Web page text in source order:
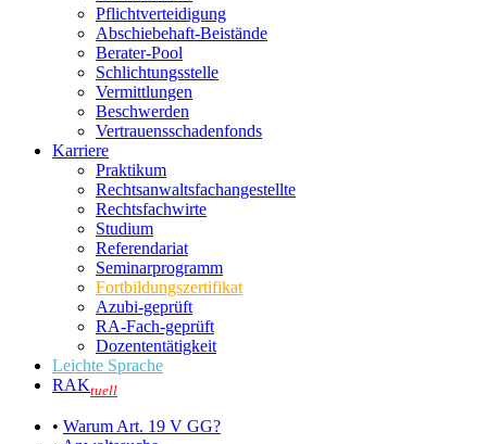
Pflichtverteidigung
Abschiebehaft-Beistände
Berater-Pool
Schlichtungsstelle
Vermittlungen
Beschwerden
Vertrauensschadenfonds
Karriere
Praktikum
Rechtsanwalts­fachangestellte
Rechtsfachwirte
Studium
Referendariat
Seminarprogramm
Fortbildungszertifikat
Azubi-geprüft
RA-Fach-geprüft
Dozententätigkeit
Leichte Sprache
RAKtuell
• Warum Art. 19 V GG?